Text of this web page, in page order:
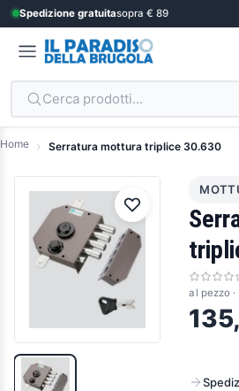
Spedizione gratuitasopra € 89
Cerca prodotti...
Home Serratura mottura triplice 30.630
al pezzo